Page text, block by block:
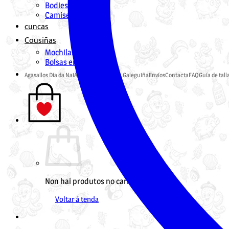
Bodies
Camisetas
cuncas
Cousiñas
Mochilas en Galego
Bolsas en Galego
Agasallos Día da NaiAgasallos Pai Tenda GaleguiñaEnvíosContactaFAQGuía de
Non hai produtos no carriño.
Voltar á tenda